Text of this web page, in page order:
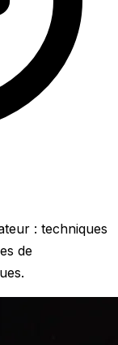
: techniques
de